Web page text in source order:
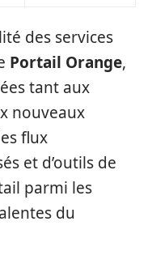
des services
Portail Orange,
tant aux
nouveaux
flux
et d’outils de
parmi les
du